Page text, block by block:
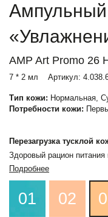
AMP Art Promo 26
7 * 2 мл Артикул:
Тип кожи: Нормальная,
Потребности кожи:
Перезагрузка тусклой
Здоровый рацион
Подробнее
01 02